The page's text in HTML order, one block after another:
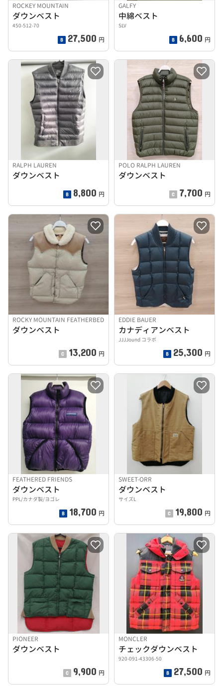
ROCKEY MOUNTAIN
ダウンベスト
450-512-70
27,500 円
GALFY
中綿ベスト
SLV
6,600 円
RALPH LAUREN
ダウンベスト
8,800 円
POLO RALPH LAUREN
ダウンベスト
7,700 円
ROCKY MOUNTAIN FEATHERBED
ダウンベスト
13,200 円
EDDIE BAUER
カナディアンベスト
JJJJound コラボ
25,300 円
FEATHERED FRIENDS
ダウンベスト
PPL/カナダ製/ヨゴレ
18,700 円
SWEET-ORR
ダウンベスト
サイズL
19,800 円
PIONEER
ダウンベスト
9,900 円
MONCLER
チェックダウンベスト
920-091-43306-50
27,500 円